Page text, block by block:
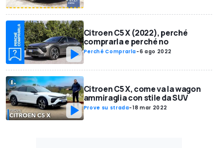
Citroen C5 X (2022), perché
comprarla e perché no
Perché Comprarla-6 ago 2022
Citroen C5 X, come va la wagon
ammiraglia con stile da SUV
Prove su strada-18 mar 2022